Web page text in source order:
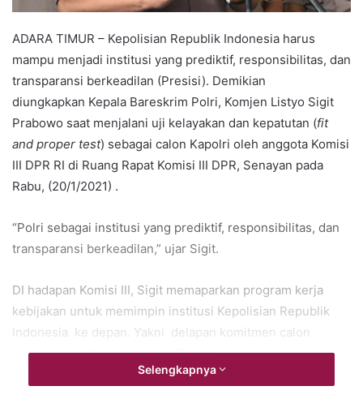
ADARA TIMUR – Kepolisian Republik Indonesia harus
mampu menjadi institusi yang prediktif, responsibilitas, dan
transparansi berkeadilan (Presisi). Demikian
diungkapkan Kepala Bareskrim Polri, Komjen Listyo Sigit
Prabowo saat menjalani uji kelayakan dan kepatutan (fit
and proper test) sebagai calon Kapolri oleh anggota Komisi
III DPR RI di Ruang Rapat Komisi III DPR, Senayan pada
Rabu, (20/1/2021) .
“Polri sebagai institusi yang prediktif, responsibilitas, dan
transparansi berkeadilan,” ujar Sigit.
DI hadapan Komisi III, Sigit memaparkan program kerja
kebijakan untuk memimpin institusi Kepolisian Republik
Indonesia ke depan. Yakni delapan komitmen calon
kapolri yang disebut dengan Presisi.
Selengkapnya